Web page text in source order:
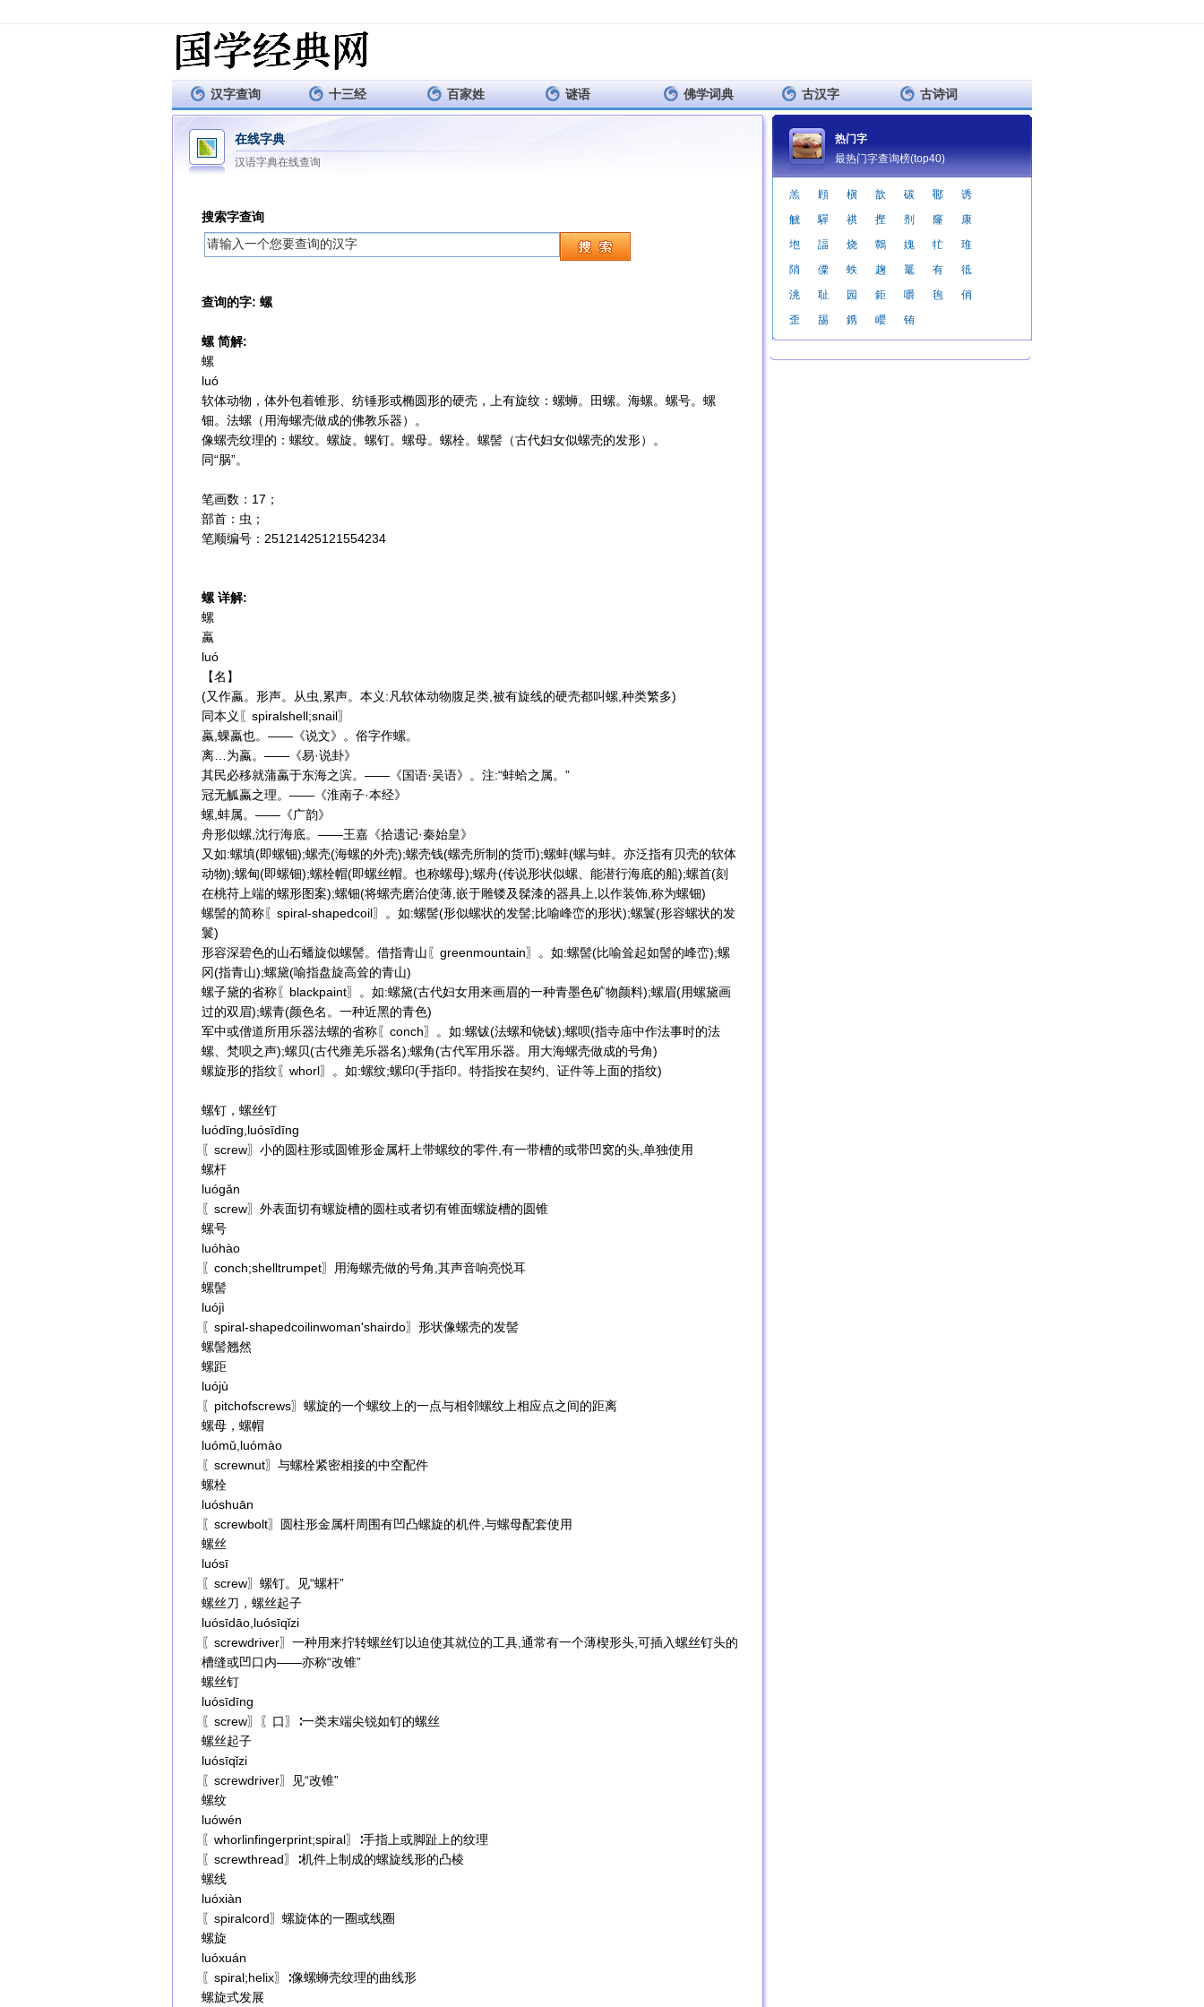
汉字查询 十三经 百家姓 谜语 佛学词典 古汉字 古诗词
在线字典
汉语字典在线查询
搜索字查询
查询的字: 螺
螺 简解:
螺
luó
软体动物，体外包着锥形、纺锤形或椭圆形的硬壳，上有旋纹：螺蛳。田螺。海螺。螺号。螺
钿。法螺（用海螺壳做成的佛教乐器）。
像螺壳纹理的：螺纹。螺旋。螺钉。螺母。螺栓。螺髻（古代妇女似螺壳的发形）。
同“脶”。
笔画数：17；
部首：虫；
笔顺编号：25121425121554234
螺 详解:
螺
蠃
luó
【名】
(又作蠃。形声。从虫,累声。本义:凡软体动物腹足类,被有旋线的硬壳都叫螺,种类繁多)
同本义〖spiralshell;snail〗
蠃,蜾蠃也。——《说文》。俗字作螺。
离…为蠃。——《易·说卦》
其民必移就蒲蠃于东海之滨。——《国语·吴语》。注:“蚌蛤之属。”
冠无觚蠃之理。——《淮南子·本经》
螺,蚌属。——《广韵》
舟形似螺,沈行海底。——王嘉《拾遗记·秦始皇》
又如:螺填(即螺钿);螺壳(海螺的外壳);螺壳钱(螺壳所制的货币);螺蚌(螺与蚌。亦泛指有贝壳的软体
动物);螺甸(即螺钿);螺栓帽(即螺丝帽。也称螺母);螺舟(传说形状似螺、能潜行海底的船);螺首(刻
在桃苻上端的螺形图案);螺钿(将螺壳磨治使薄,嵌于雕镂及髹漆的器具上,以作装饰,称为螺钿)
螺髻的简称〖spiral-shapedcoil〗。如:螺髻(形似螺状的发髻;比喻峰峦的形状);螺鬟(形容螺状的发
鬟)
形容深碧色的山石蟠旋似螺髻。借指青山〖greenmountain〗。如:螺髻(比喻耸起如髻的峰峦);螺
冈(指青山);螺黛(喻指盘旋高耸的青山)
螺子黛的省称〖blackpaint〗。如:螺黛(古代妇女用来画眉的一种青墨色矿物颜料);螺眉(用螺黛画
过的双眉);螺青(颜色名。一种近黑的青色)
军中或僧道所用乐器法螺的省称〖conch〗。如:螺钹(法螺和铙钹);螺呗(指寺庙中作法事时的法
螺、梵呗之声);螺贝(古代雍羌乐器名);螺角(古代军用乐器。用大海螺壳做成的号角)
螺旋形的指纹〖whorl〗。如:螺纹;螺印(手指印。特指按在契约、证件等上面的指纹)
螺钉，螺丝钉
luódīng,luósīdīng
〖screw〗小的圆柱形或圆锥形金属杆上带螺纹的零件,有一带槽的或带凹窝的头,单独使用
螺杆
luógǎn
〖screw〗外表面切有螺旋槽的圆柱或者切有锥面螺旋槽的圆锥
螺号
luóhào
〖conch;shelltrumpet〗用海螺壳做的号角,其声音响亮悦耳
螺髻
luójì
〖spiral-shapedcoilinwoman'shairdo〗形状像螺壳的发髻
螺髻翘然
螺距
luójù
〖pitchofscrews〗螺旋的一个螺纹上的一点与相邻螺纹上相应点之间的距离
螺母，螺帽
luómǔ,luómào
〖screwnut〗与螺栓紧密相接的中空配件
螺栓
luóshuān
〖screwbolt〗圆柱形金属杆周围有凹凸螺旋的机件,与螺母配套使用
螺丝
luósī
〖screw〗螺钉。见“螺杆”
螺丝刀，螺丝起子
luósīdāo,luósīqǐzi
〖screwdriver〗一种用来拧转螺丝钉以迫使其就位的工具,通常有一个薄楔形头,可插入螺丝钉头的
槽缝或凹口内——亦称“改锥”
螺丝钉
luósīdīng
〖screw〗〖口〗∶一类末端尖锐如钉的螺丝
螺丝起子
luósīqǐzi
〖screwdriver〗见“改锥”
螺纹
luówén
〖whorlinfingerprint;spiral〗∶手指上或脚趾上的纹理
〖screwthread〗∶机件上制成的螺旋线形的凸棱
螺线
luóxiàn
〖spiralcord〗螺旋体的一圈或线圈
螺旋
luóxuán
〖spiral;helix〗∶像螺蛳壳纹理的曲线形
螺旋式发展
热门字
最热门字查询榜(top40)
羔 頋 槇 歆 碳 鄳
诱
觥
驒 祺 摼 剂 窿
康
垉
諨 烧 鷣 媿 牤
琟
陗
僳 蛈 趜 鼍 有
彽
洮
耻 园 鉅 嚼 毥
俏
歪
舓 鎸 巊 铕